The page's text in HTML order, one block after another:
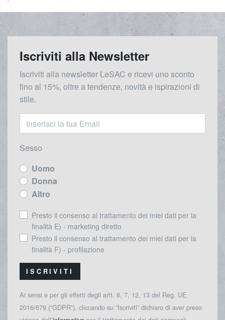
Iscriviti alla Newsletter
Iscriviti alla newsletter LeSAC e ricevi uno sconto
fino al 15%, oltre a tendenze, novità e ispirazioni di
stile.
Sesso
Uomo
Donna
Altro
Presto il consenso al trattamento dei miei dati per la
finalità E) - marketing diretto
Presto il consenso al trattamento dei miei dati per la
finalità F) - profilazione
ISCRIVITI
Ai sensi e per gli effetti degli artt. 6, 7, 12, 13 del Reg. UE
2016/679 (“GDPR”), cliccando su “Iscriviti” dichiaro di aver preso